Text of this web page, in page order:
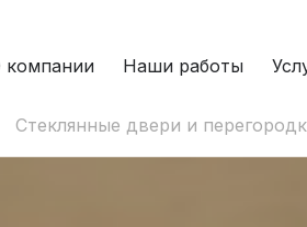
компании Наши работы
Стеклянные двери и